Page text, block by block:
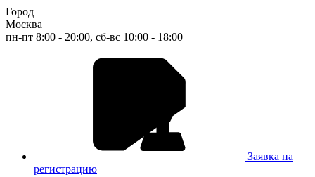
Город
Москва
пн-пт 8:00 - 20:00, сб-вс 10:00 - 18:00
Заявка на
регистрацию